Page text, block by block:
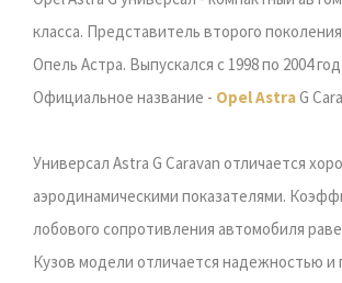
класса. Представитель второго
Опель Астра. Выпускался с 1998 по 2004
Официальное название - Opel AstraG
Универсал Astra G Caravan отличается
аэродинамическими показателями.
лобового сопротивления автомобиля
Кузов модели отличается надежностью